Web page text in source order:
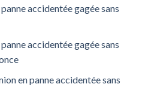
accidentée gagée sans
accidentée gagée sans
en panne accidentée sans